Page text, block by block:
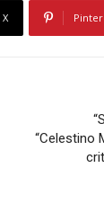
X
“Celestino